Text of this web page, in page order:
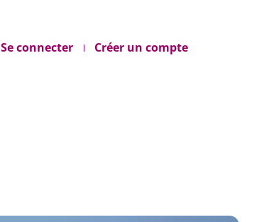
Se connecter Créer un compte